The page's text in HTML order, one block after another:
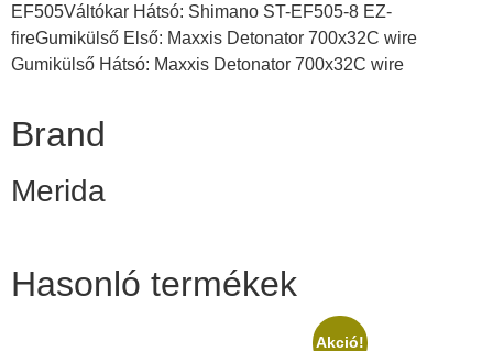
EF505Váltókar Hátsó: Shimano ST-EF505-8 EZ-
fireGumikülső Első: Maxxis Detonator 700x32C wire
Gumikülső Hátsó: Maxxis Detonator 700x32C wire
Brand
Merida
Hasonló termékek
Akció!